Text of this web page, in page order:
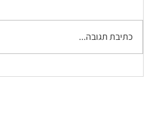
כתיבת תגובה...